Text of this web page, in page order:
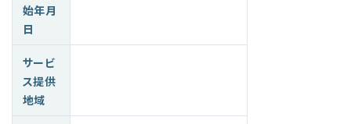
始年月
日
サービ
ス提供
地域